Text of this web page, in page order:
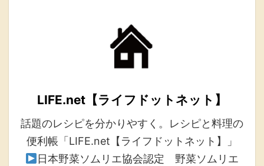
LIFE.net【ライフドットネット】
話題のレシピを分かりやすく。レシピと料理の
便利帳「LIFE.net【ライフドットネット】」
日本野菜ソムリエ協会認定 野菜ソムリエ